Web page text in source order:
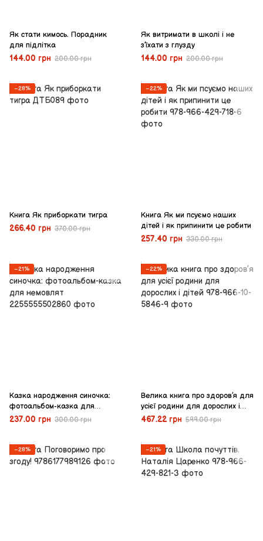
Як стати кимось. Порадник
для підлітка
144.00 грн 200.00 грн
Як витримати в школі і не
з’їхати з глузду
144.00 грн 200.00 грн
−28%
Книга Як приборкати тигра
266.40 грн 370.00 грн
−22%
Книга Як ми псуємо наших
дітей і як припинити це робити
257.40 грн 330.00 грн
−21%
Казка народження синочка:
фотоальбом-казка для
немовлят
237.00 грн 300.00 грн
−22%
Велика книга про здоров’я для
усієї родини для дорослих і
дітей
467.22 грн 599.00 грн
−28% −21%